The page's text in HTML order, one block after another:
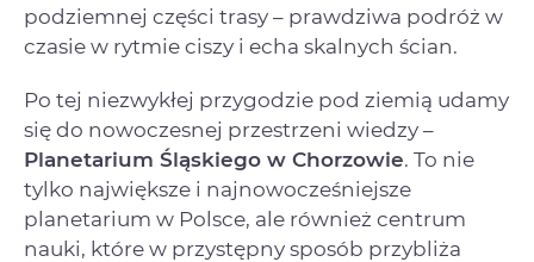
podziemnej części trasy – prawdziwa podróż w
czasie w rytmie ciszy i echa skalnych ścian.
Po tej niezwykłej przygodzie pod ziemią udamy
się do nowoczesnej przestrzeni wiedzy –
Planetarium Śląskiego w Chorzowie. To nie
tylko największe i najnowocześniejsze
planetarium w Polsce, ale również centrum
nauki, które w przystępny sposób przybliża